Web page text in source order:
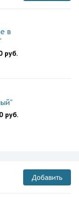
в
руб.
руб.
Добавить